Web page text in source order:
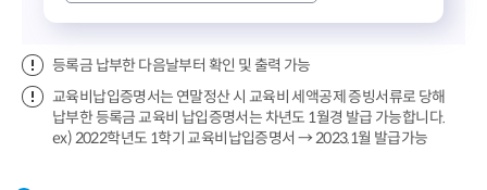
등록금 납부한 다음날부터 확인 및 출력 가능
교육비납입증명서는 연말정산 시 교육비 세액공제 증빙서류로 당해
납부한 등록금 교육비 납입증명서는 차년도 1월경 발급 가능합니다.
ex) 2022학년도 1학기 교육비납입증명서 → 2023.1월 발급가능